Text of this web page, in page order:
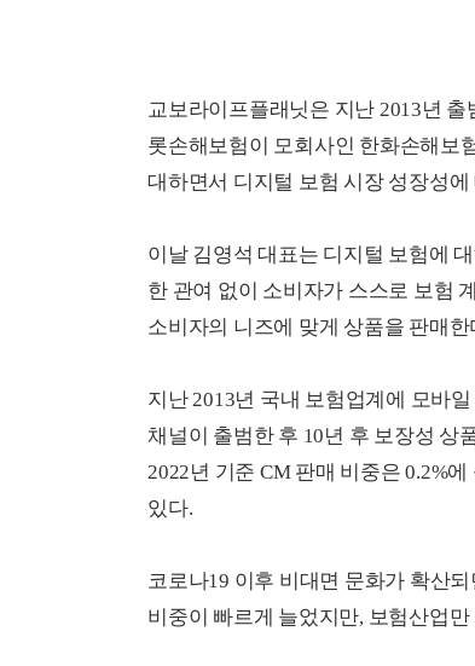
교보라이프플래닛은 지난 2013년
롯손해보험이 모회사인 한화손해보
대하면서 디지털 보험 시장 성장성
이날 김영석 대표는 디지털 보험에
한 관여 없이 소비자가 스스로 보험
소비자의 니즈에 맞게 상품을 판매
지난 2013년 국내 보험업계에 모바
채널이 출범한 후 10년 후 보장성 상
2022년 기준 CM 판매 비중은 0.2%
있다.
코로나19 이후 비대면 문화가 확산
비중이 빠르게 늘었지만, 보험산업